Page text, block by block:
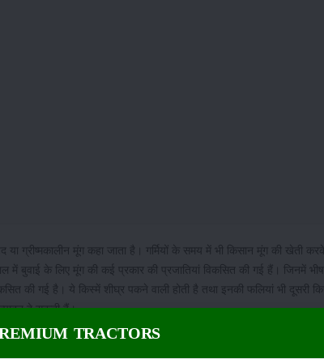
मूंग कहा जाता है। गर्मियों के समय में भी किसान मूंग की खेती
बुवाई के लिए मूंग की कई प्रकार की प्रजातियां विकसित की गई हैं। जिनमें
की गई है। ये किस्में शीघ्र पकने वाली होती है तथा इनकी फलियां भी दूसरी
दे सकती हैं।
TRACTORS